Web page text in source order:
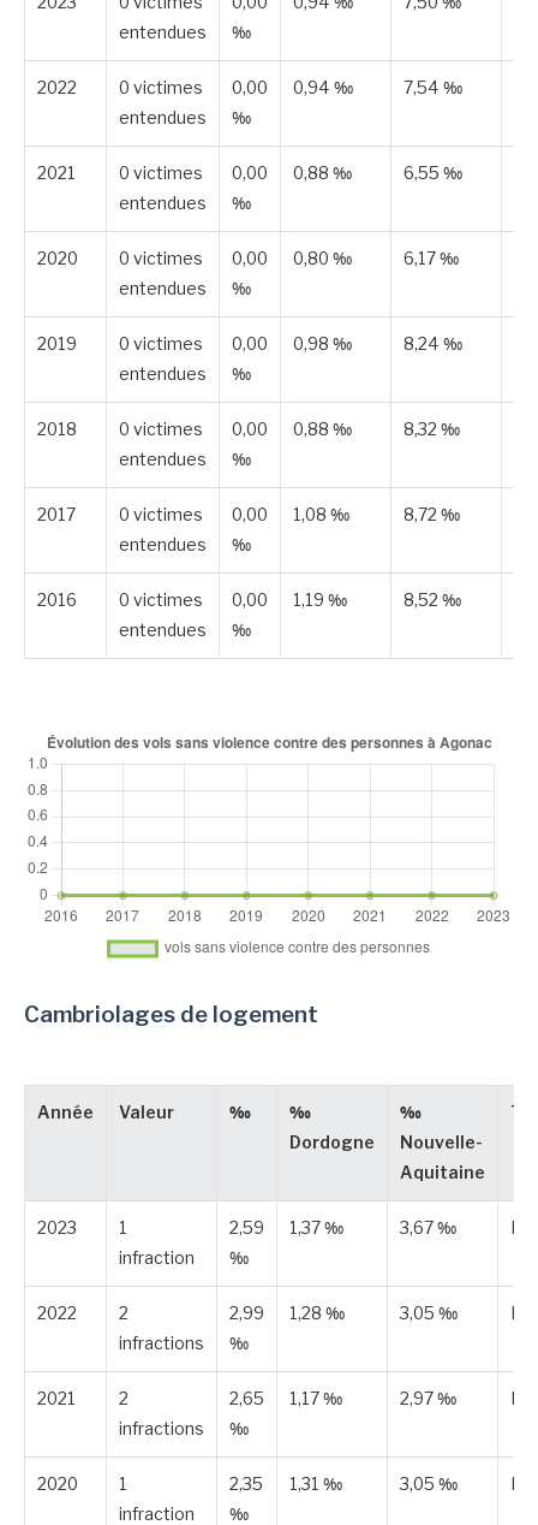
entendues
‰
2022
0 victimes
entendues
0,00
‰
0,94 ‰ 7,54 ‰
2021
0 victimes
entendues
0,00
‰
0,88 ‰ 6,55 ‰
2020
0 victimes
entendues
0,00
‰
0,80 ‰ 6,17 ‰
2019
0 victimes
entendues
0,00
‰
0,98 ‰ 8,24 ‰
2018
0 victimes
entendues
0,00
‰
0,88 ‰ 8,32 ‰
2017
0 victimes
entendues
0,00
‰
1,08 ‰ 8,72 ‰
2016
0 victimes
entendues
0,00
‰
1,19 ‰ 8,52 ‰
Cambriolages de logement
Année Valeur ‰
‰
Dordogne
‰
Nouvelle-
Aquitaine
2023
1
infraction
2,59
‰
1,37 ‰ 3,67 ‰
2022
2
infractions
2,99
‰
1,28 ‰ 3,05 ‰
2021
2
infractions
2,65
‰
1,17 ‰ 2,97 ‰
2020
1
infraction
2,35
‰
1,31 ‰ 3,05 ‰